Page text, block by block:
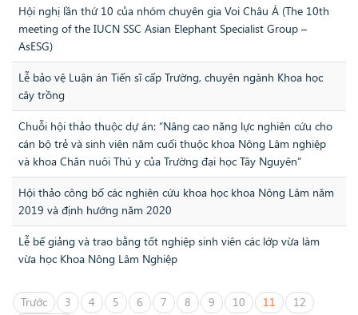
Hội nghị lần thứ 10 của nhóm chuyên gia Voi Châu Á (The 10th
meeting of the IUCN SSC Asian Elephant Specialist Group –
AsESG)
Lễ bảo vệ Luận án Tiến sĩ cấp Trường, chuyên ngành Khoa học
cây trồng
Chuỗi hội thảo thuộc dự án: “Nâng cao năng lực nghiên cứu cho
cán bộ trẻ và sinh viên năm cuối thuộc khoa Nông Lâm nghiệp
và khoa Chăn nuôi Thú y của Trường đại học Tây Nguyên”
Hội thảo công bố các nghiên cứu khoa học khoa Nông Lâm năm
2019 và định hướng năm 2020
Lễ bế giảng và trao bằng tốt nghiệp sinh viên các lớp vừa làm
vừa học Khoa Nông Lâm Nghiệp
Trước 3 4 5 6 7 8 9 10 11
12